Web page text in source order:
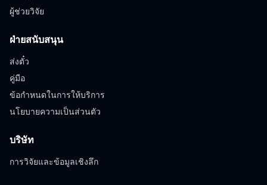
ผู้ช่วยวิจัย
ฝ่ายสนับสนุน
ส่งตั๋ว
คู่มือ
ข้อกำหนดในการให้บริการ
นโยบายความเป็นส่วนตัว
บริษัท
การวิจัยและข้อมูลเชิงลึก